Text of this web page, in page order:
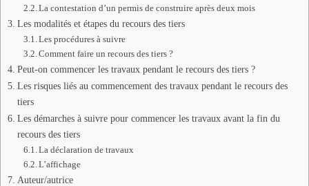
La contestation d’un permis de construire après deux mois
Les modalités et étapes du recours des tiers
Les procédures à suivre
Comment faire un recours des tiers ?
Peut-on commencer les travaux pendant le recours des tiers ?
Les risques liés au commencement des travaux pendant le recours des
tiers
Les démarches à suivre pour commencer les travaux avant la fin du
recours des tiers
La déclaration de travaux
L’affichage
Auteur/autrice